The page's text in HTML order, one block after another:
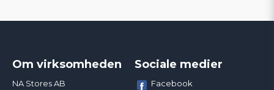
Om virksomheden
NA Stores AB
Sociale medier
Facebook